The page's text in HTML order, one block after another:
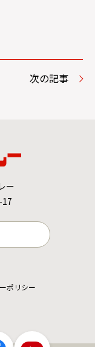
次の記事
ー
ポリシー